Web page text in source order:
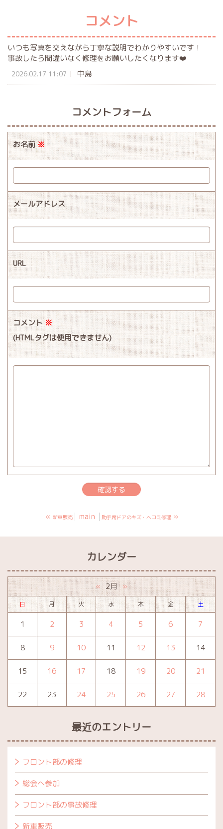
コメント
いつも写真を交えながら丁寧な説明でわかりやすいです！
事故したら間違いなく修理をお願いしたくなります❤️
2026.02.17 11:07 中島
コメントフォーム
お名前※
メールアドレス
URL
コメント※
(HTMLタグは使用できません)
« 新車販売 main 助手席ドアのキズ・ヘコミ修理 »
カレンダー
« 2月 »
日 月 火 水 木 金 土
1 2 3 4 5 6 7
8 9 10 11 12 13 14
15 16 17 18 19 20 21
22 23 24 25 26 27 28
最近のエントリー
フロント部の修理
総会へ参加
フロント部の事故修理
新車販売